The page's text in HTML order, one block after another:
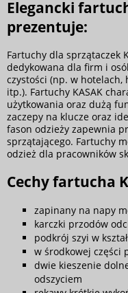
Elegancki
prezentuje:
Fartuchy dla sprzątaczek
dedykowana dla firm i
czystości (np. w
itp.). Fartuchy KASAK
użytkowania oraz dużą
zaczepy na klucze oraz
fason odzieży zapewnia
sprzątającego. Fartuchy
odzież dla pracowników
Cechy fartucha
zapinany na napy
karczki przodów
podkrój szyi w
w środkowej części
dwie kieszenie
odszyciem